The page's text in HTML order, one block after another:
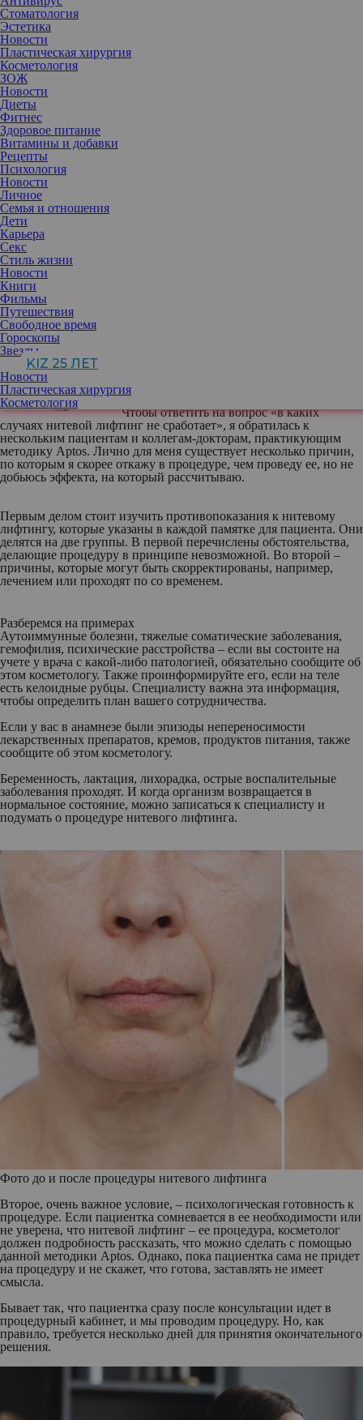
Стоматология
Эстетика
Новости
Пластическая хирургия
Косметология
ЗОЖ
Новости
Диеты
Фитнес
Здоровое питание
Витамины и добавки
Рецепты
Психология
Новости
Личное
Семья и отношения
Дети
Карьера
Секс
Стиль жизни
Новости
Книги
Фильмы
Путешествия
Свободное время
Гороскопы
Звезды
KIZ 25 ЛЕТ
Новости
Пластическая хирургия
Косметология
Иногда пациентке приходится отказывать в той или иной
процедуре – для ее же блага. Нитевой лифтинг здесь не
исключение, но надо уметь отделять правду от заблуждений.
Чтобы ответить на вопрос «в каких
случаях нитевой лифтинг не сработает», я обратилась к
нескольким пациентам и коллегам-докторам, практикующим
методику Aptos. Лично для меня существует несколько причин,
по которым я скорее откажу в процедуре, чем проведу ее, но не
добьюсь эффекта, на который рассчитываю.
Первым делом стоит изучить противопоказания к нитевому
лифтингу, которые указаны в каждой памятке для пациента. Они
делятся на две группы. В первой перечислены обстоятельства,
делающие процедуру в принципе невозможной. Во второй –
причины, которые могут быть скорректированы, например,
лечением или проходят по со временем.
Разберемся на примерах
Аутоиммунные болезни, тяжелые соматические заболевания,
гемофилия, психические расстройства – если вы состоите на
учете у врача с какой-либо патологией, обязательно сообщите об
этом косметологу. Также проинформируйте его, если на теле
есть келоидные рубцы. Специалисту важна эта информация,
чтобы определить план вашего сотрудничества.
Если у вас в анамнезе были эпизоды непереносимости
лекарственных препаратов, кремов, продуктов питания, также
сообщите об этом косметологу.
Беременность, лактация, лихорадка, острые воспалительные
заболевания проходят. И когда организм возвращается в
нормальное состояние, можно записаться к специалисту и
подумать о процедуре нитевого лифтинга.
Фото до и после процедуры нитевого лифтинга
Второе, очень важное условие, – психологическая готовность к
процедуре. Если пациентка сомневается в ее необходимости или
не уверена, что нитевой лифтинг – ее процедура, косметолог
должен подробность рассказать, что можно сделать с помощью
данной методики Aptos. Однако, пока пациентка сама не придет
на процедуру и не скажет, что готова, заставлять не имеет
смысла.
Бывает так, что пациентка сразу после консультации идет в
процедурный кабинет, и мы проводим процедуру. Но, как
правило, требуется несколько дней для принятия окончательного
решения.